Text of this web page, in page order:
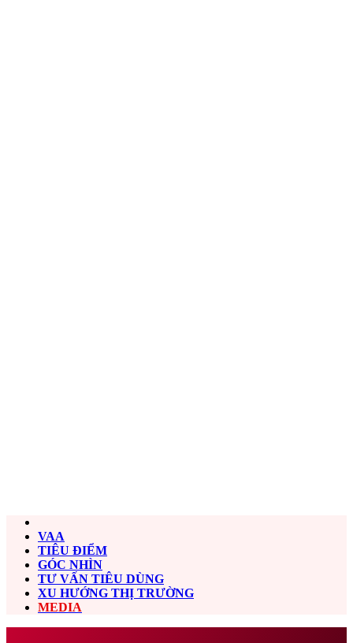
VAA
TIÊU ĐIỂM
GÓC NHÌN
TƯ VẤN TIÊU DÙNG
XU HƯỚNG THỊ TRƯỜNG
MEDIA